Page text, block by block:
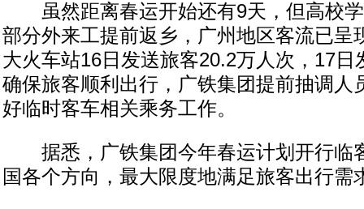
虽然距离春运开始还有9天，但高校学
部分外来工提前返乡，广州地区客流已呈
大火车站16日发送旅客20.2万人次，17日
确保旅客顺利出行，广铁集团提前抽调人
好临时客车相关乘务工作。
据悉，广铁集团今年春运计划开行临
国各个方向，最大限度地满足旅客出行需